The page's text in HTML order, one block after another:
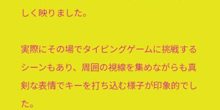
しく映りました。
実際にその場でタイピングゲームに挑戦する
シーンもあり、周囲の視線を集めながらも真
剣な表情でキーを打ち込む様子が印象的でし
た。